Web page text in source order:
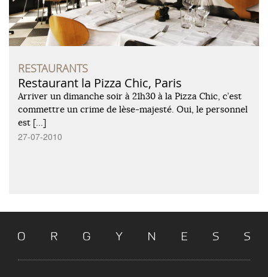
RESTAURANTS
Restaurant la Pizza Chic, Paris
Arriver un dimanche soir à 21h30 à la Pizza Chic, c’est
commettre un crime de lèse-majesté. Oui, le personnel
est […]
27-07-2010